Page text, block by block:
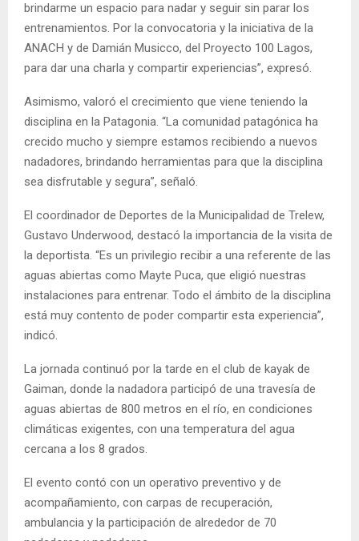
brindarme un espacio para nadar y seguir sin parar los
entrenamientos. Por la convocatoria y la iniciativa de la
ANACH y de Damián Musicco, del Proyecto 100 Lagos,
para dar una charla y compartir experiencias”, expresó.
Asimismo, valoró el crecimiento que viene teniendo la
disciplina en la Patagonia. “La comunidad patagónica ha
crecido mucho y siempre estamos recibiendo a nuevos
nadadores, brindando herramientas para que la disciplina
sea disfrutable y segura”, señaló.
El coordinador de Deportes de la Municipalidad de Trelew,
Gustavo Underwood, destacó la importancia de la visita de
la deportista. “Es un privilegio recibir a una referente de las
aguas abiertas como Mayte Puca, que eligió nuestras
instalaciones para entrenar. Todo el ámbito de la disciplina
está muy contento de poder compartir esta experiencia”,
indicó.
La jornada continuó por la tarde en el club de kayak de
Gaiman, donde la nadadora participó de una travesía de
aguas abiertas de 800 metros en el río, en condiciones
climáticas exigentes, con una temperatura del agua
cercana a los 8 grados.
El evento contó con un operativo preventivo y de
acompañamiento, con carpas de recuperación,
ambulancia y la participación de alrededor de 70